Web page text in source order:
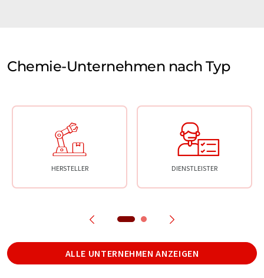
Chemie-Unternehmen nach Typ
HERSTELLER DIENSTLEISTER
ALLE UNTERNEHMEN ANZEIGEN